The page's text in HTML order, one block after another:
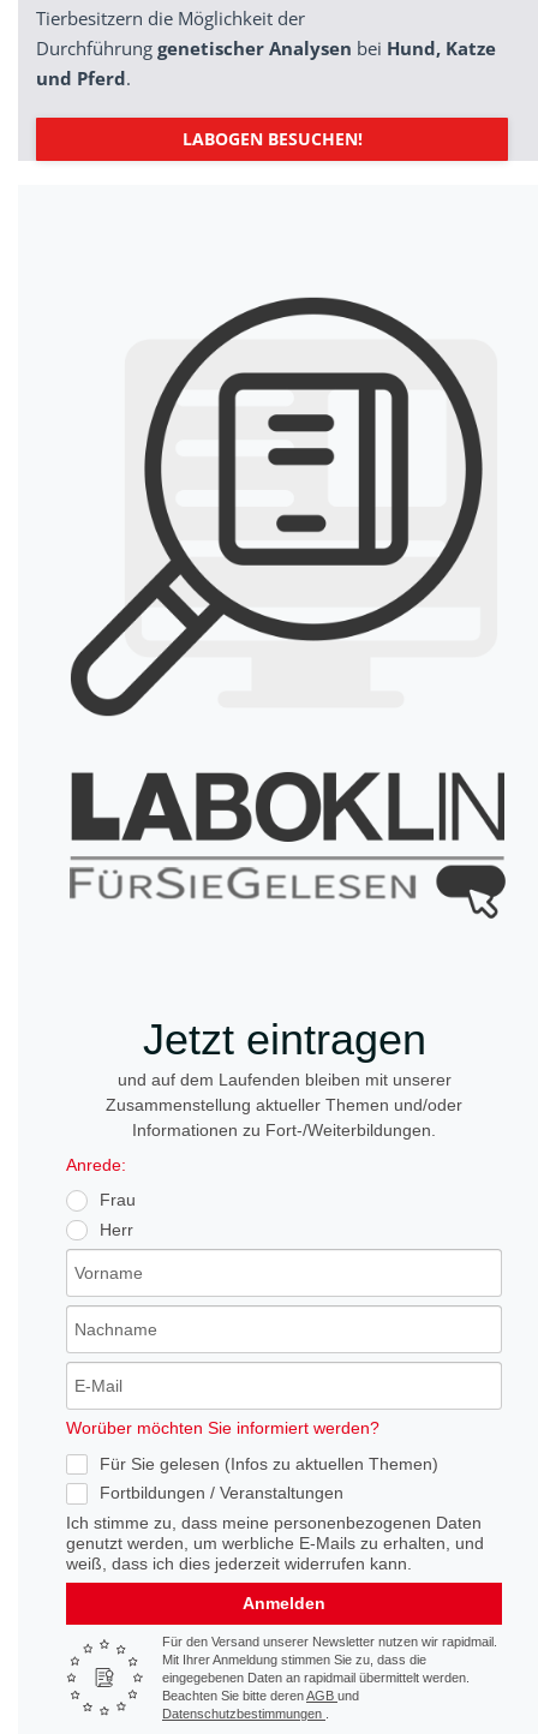
Tierbesitzern die Möglichkeit der
Durchführung genetischer Analysen bei Hund, Katze
und Pferd.
LABOGEN BESUCHEN!
Jetzt eintragen
und auf dem Laufenden bleiben mit unserer
Zusammenstellung aktueller Themen und/oder
Informationen zu Fort-/Weiterbildungen.
Anrede:
Frau
Herr
Worüber möchten Sie informiert werden?
Für Sie gelesen (Infos zu aktuellen Themen)
Fortbildungen / Veranstaltungen
Ich stimme zu, dass meine personenbezogenen Daten
genutzt werden, um werbliche E-Mails zu erhalten, und
weiß, dass ich dies jederzeit widerrufen kann.
Anmelden
Für den Versand unserer Newsletter nutzen wir rapidmail.
Mit Ihrer Anmeldung stimmen Sie zu, dass die
eingegebenen Daten an rapidmail übermittelt werden.
Beachten Sie bitte derenAGB und
Datenschutzbestimmungen